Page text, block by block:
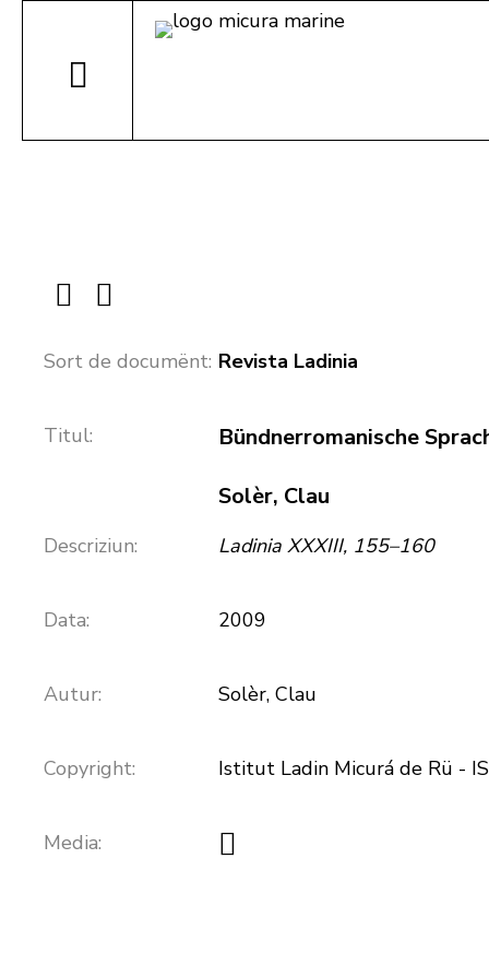
Sort de documënt: Revista Ladinia
Titul:
Bündnerromanische
Solèr, Clau
Descriziun: Ladinia XXXIII, 155–160
Data: 2009
Autur: Solèr, Clau
Copyright: Istitut Ladin Micurá de Rü -
Media: